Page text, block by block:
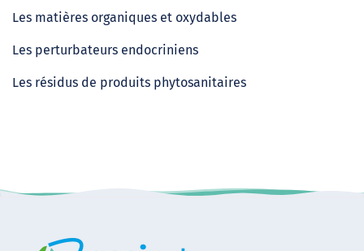
Les matières organiques et oxydables
Les perturbateurs endocriniens
Les résidus de produits phytosanitaires